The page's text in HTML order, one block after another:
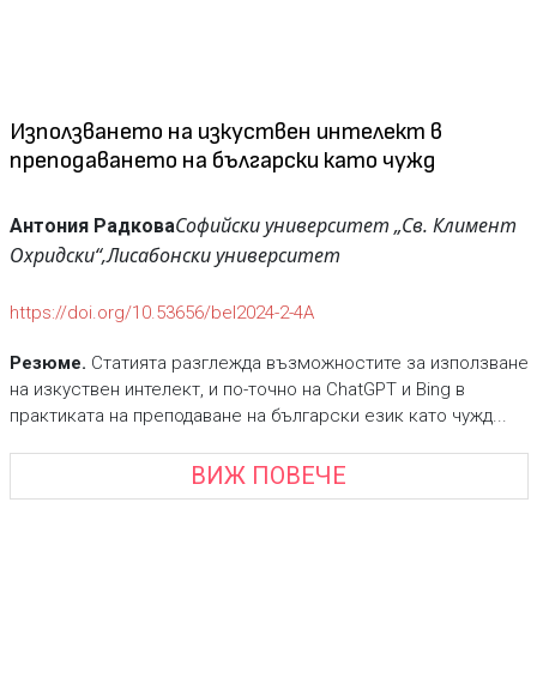
Използването на изкуствен интелект в
преподаването на български като чужд
Антония РадковаСофийски университет „Св. Климент
Охридски“,Лисабонски университет
https://doi.org/10.53656/bel2024-2-4А
Резюме. Статията разглежда възможностите за използване
на изкуствен интелект, и по-точно на ChatGPT и Bing в
практиката на преподаване на български език като чужд...
ВИЖ ПОВЕЧЕ